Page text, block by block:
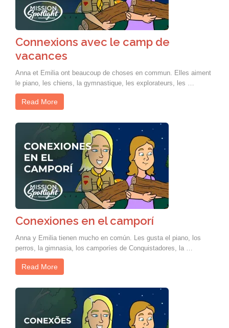
Connexions avec le camp de
vacances
Anna et Emilia ont beaucoup de choses en commun. Elles aiment
le piano, les chiens, la gymnastique, les explorateurs, les …
Read More
Conexiones en el camporí
Anna y Emilia tienen mucho en común. Les gusta el piano, los
perros, la gimnasia, los camporíes de Conquistadores, la …
Read More